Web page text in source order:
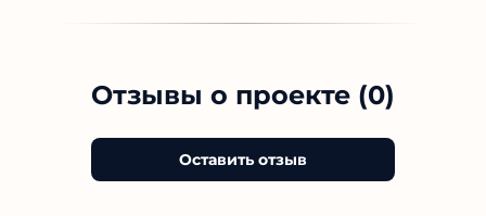
Отзывы о проекте (0)
Оставить отзыв